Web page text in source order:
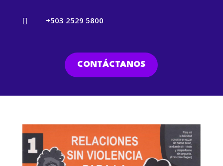
 +503 2529 5800
CONTÁCTANOS